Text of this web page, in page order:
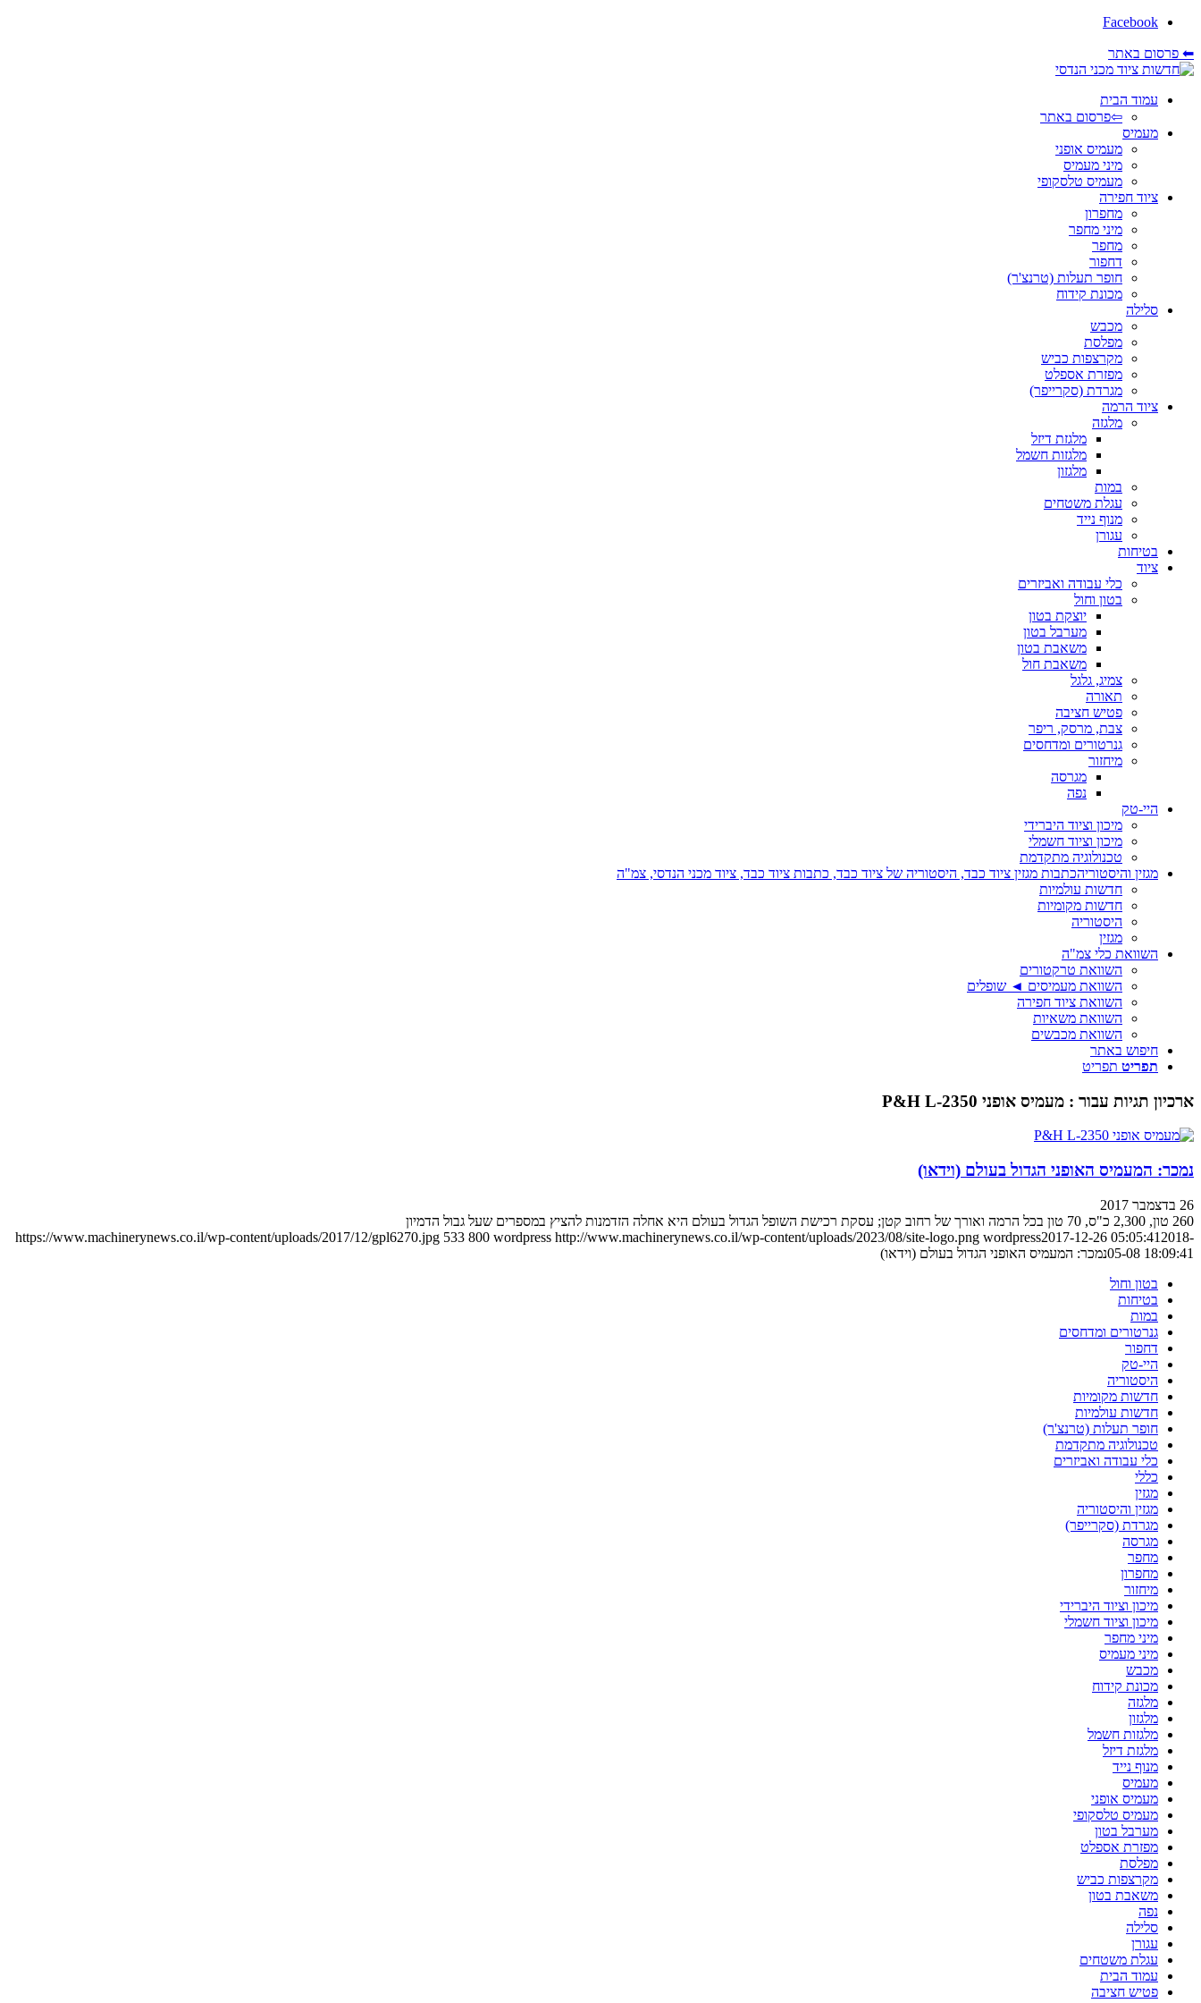
Facebook
⬅ פרסום באתר
עמוד הבית
⇦פרסום באתר
מעמיס
מעמיס אופני
מיני מעמיס
מעמיס טלסקופי
ציוד חפירה
מחפרון
מיני מחפר
מחפר
דחפור
חופר תעלות (טרנצ'ר)
מכונת קידוח
סלילה
מכבש
מפלסת
מקרצפות כביש
מפזרת אספלט
מגרדת (סקרייפר)
ציוד הרמה
מלגזה
מלגזת דיזל
מלגזות חשמל
מלגזון
במות
עגלת משטחים
מנוף נייד
עגורן
בטיחות
ציוד
כלי עבודה ואביזרים
בטון וחול
יוצקת בטון
מערבל בטון
משאבת בטון
משאבת חול
צמיג, גלגל
תאורה
פטיש חציבה
צבת, מרסק, ריפר
גנרטורים ומדחסים
מיחזור
מגרסה
נפה
היי-טק
מיכון וציוד היברידי
מיכון וציוד חשמלי
טכנולוגיה מתקדמת
מגזין והיסטוריהכתבות מגזין ציוד כבד, היסטוריה של ציוד כבד, כתבות ציוד כבד, ציוד מכני הנדסי, צמ"ה
חדשות עולמיות
חדשות מקומיות
היסטוריה
מגזין
השוואת כלי צמ"ה
השוואת טרקטורים
השוואת מעמיסים ◄ שופלים
השוואת ציוד חפירה
השוואת משאיות
השוואת מכבשים
חיפוש באתר
תפריט תפריט
ארכיון תגיות עבור : מעמיס אופני P&H L-2350
נמכר: המעמיס האופני הגדול בעולם (וידאו)
26 בדצמבר 2017
260 טון, 2,300 כ"ס, 70 טון בכל הרמה ואורך של רחוב קטן; עסקת רכישת השופל הגדול בעולם היא אחלה הזדמנות להציץ במספרים שעל גבול הדמיון
https://www.machinerynews.co.il/wp-content/uploads/2017/12/gpl6270.jpg 533 800 wordpress http://www.machinerynews.co.il/wp-content/uploads/2023/08/site-logo.png wordpress2017-12-26 05:05:41 2018-
05-08 18:09:41נמכר: המעמיס האופני הגדול בעולם (וידאו)
בטון וחול
בטיחות
במות
גנרטורים ומדחסים
דחפור
היי-טק
היסטוריה
חדשות מקומיות
חדשות עולמיות
חופר תעלות (טרנצ'ר)
טכנולוגיה מתקדמת
כלי עבודה ואביזרים
כללי
מגזין
מגזין והיסטוריה
מגרדת (סקרייפר)
מגרסה
מחפר
מחפרון
מיחזור
מיכון וציוד היברידי
מיכון וציוד חשמלי
מיני מחפר
מיני מעמיס
מכבש
מכונת קידוח
מלגזה
מלגזון
מלגזות חשמל
מלגזת דיזל
מנוף נייד
מעמיס
מעמיס אופני
מעמיס טלסקופי
מערבל בטון
מפזרת אספלט
מפלסת
מקרצפות כביש
משאבת בטון
נפה
סלילה
עגורן
עגלת משטחים
עמוד הבית
פטיש חציבה